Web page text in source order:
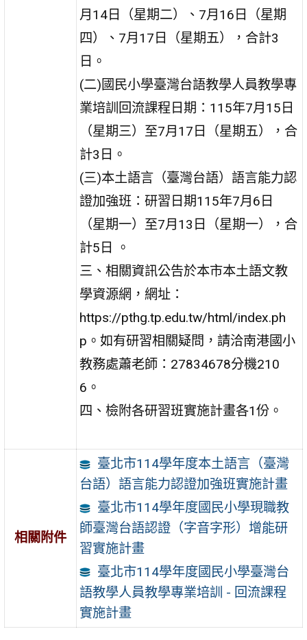
月14日（星期二）、7月16日（星期
四）、7月17日（星期五），合計3
日。
(二)國民小學臺灣台語教學人員教學專
業培訓回流課程日期：115年7月15日
（星期三）至7月17日（星期五），合
計3日。
(三)本土語言（臺灣台語）語言能力認
證加強班：研習日期115年7月6日
（星期一）至7月13日（星期一），合
計5日 。
三、相關資訊公告於本市本土語文教
學資源網，網址：
https://pthg.tp.edu.tw/html/index.ph
p。如有研習相關疑問，請洽南港國小
教務處蕭老師：27834678分機210
6。
四、檢附各研習班實施計畫各1份。
相關附件
臺北市114學年度本土語言（臺灣
台語）語言能力認證加強班實施計畫
臺北市114學年度國民小學現職教
師臺灣台語認證（字音字形）增能研
習實施計畫
臺北市114學年度國民小學臺灣台
語教學人員教學專業培訓 - 回流課程
實施計畫